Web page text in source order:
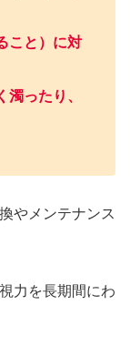
こと）に対
ったり、
やメンテナンス
力を長期間にわ